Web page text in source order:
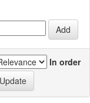
In order